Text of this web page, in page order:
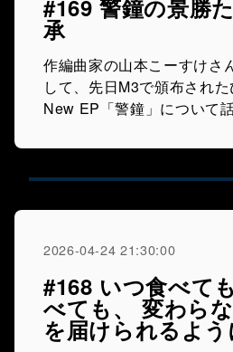
#169 警鐘の景勝
承
作編曲家の山本こーすけさ
して、先日M3で頒布され
New EP「警鐘」について話
2026-04-24 21:30:00
#168 いつ食べて
べても、 変わら
を届けられるよ